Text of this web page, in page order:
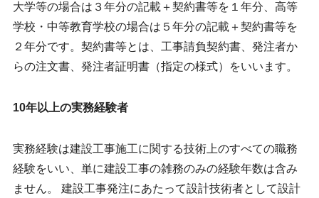
大学等の場合は３年分の記載＋契約書等を１年分、高等
学校・中等教育学校の場合は５年分の記載＋契約書等を
２年分です。契約書等とは、工事請負契約書、発注者か
らの注文書、発注者証明書（指定の様式）をいいます。
10年以上の実務経験者
実務経験は建設工事施工に関する技術上のすべての職務
経験をいい、単に建設工事の雑務のみの経験年数は含み
ません。 建設工事発注にあたって設計技術者として設計